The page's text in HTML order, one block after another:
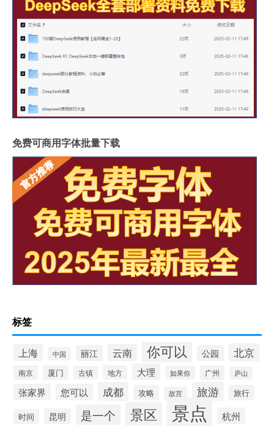
免费可商用字体批量下载
标签
上海 中国 丽江 云南 你可以 公园 北京
南京 厦门 古镇 地方 大理 如果你 广州 庐山
张家界 您可以 成都 攻略 故宫 旅游 旅行
时间 昆明 是一个 景区 景点 杭州